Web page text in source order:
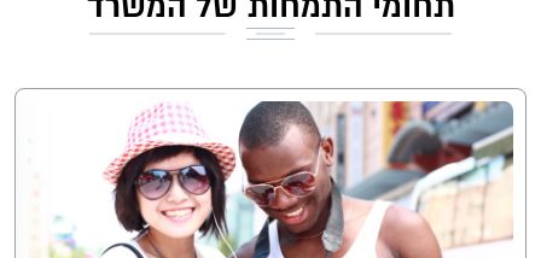
תחומי התמחות של המשרד